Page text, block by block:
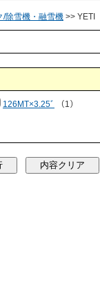
/除雪機・融雪機 >> YETI
126MT×3.25ﾞ （1）